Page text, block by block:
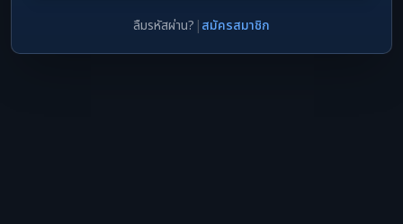
ลืมรหัสผ่าน? |สมัครสมาชิก